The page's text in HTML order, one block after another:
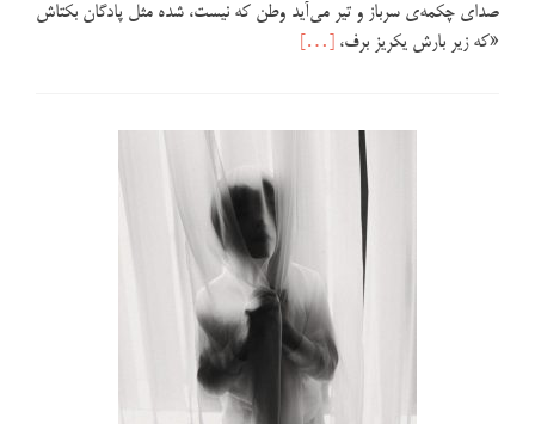
صدای چکمه‌ی سرباز و تیر می‌آید وطن که نیست، شده مثل پادگان بکتاش
«که زیر بارش یکریز برف، اطلاعت
بکتاش
[…]